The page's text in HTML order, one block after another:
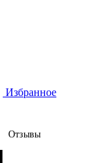
Избранное
Отзывы